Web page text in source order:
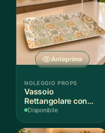
Anteprima
NOLEGGIO PROPS
Vassoio
Rettangolare con
Fantasia
Disponibile